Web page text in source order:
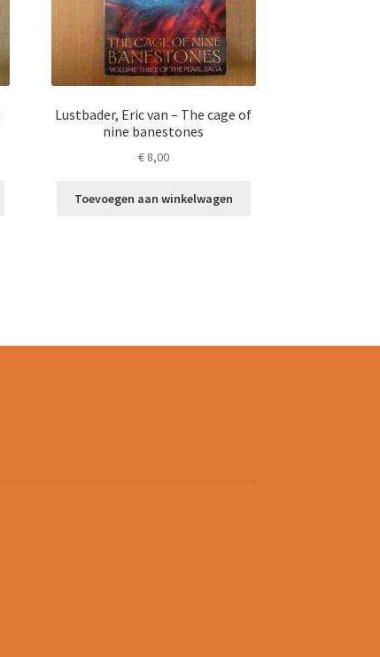
Lustbader, Eric van – The cage of
nine banestones
€8,00
Toevoegen aan winkelwagen